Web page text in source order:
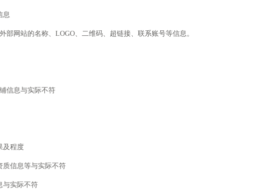
息
网站的名称、LOGO、二维码、超链接、联系账号等信息。
信息与实际不符
及程度
信息等与实际不符
实际不符